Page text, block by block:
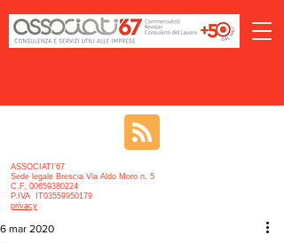
ASSOCIATI’67
Sede legale Brescia Via Aldo Moro n. 5
C.F. 00659380224
P.IVA IT03559950179
privacy
6 mar 2020